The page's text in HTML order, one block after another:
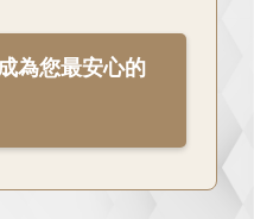
為您最安心的